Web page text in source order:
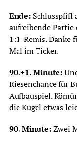
Ende:Schlusspfiff
aufreibende
1:1-Remis. Danke
Mal im Ticker.
90.+1. Minute:
Riesenchance für
Aufbauspiel.
die Kugel etwas
90. Minute:Zwei